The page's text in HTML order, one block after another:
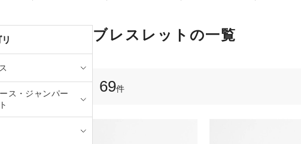
ス・ジャンパー
ブレスレットの一覧
69件